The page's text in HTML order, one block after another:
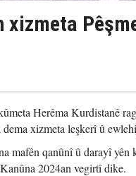
xizmeta
Herêma Kurdistanê
xizmeta leşkerî û
mafên qanûnî û darayî
2024an vegirtî dike.